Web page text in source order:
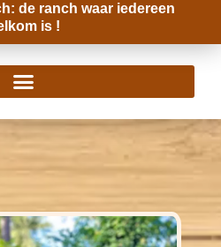
de ranch waar iedereen
is !